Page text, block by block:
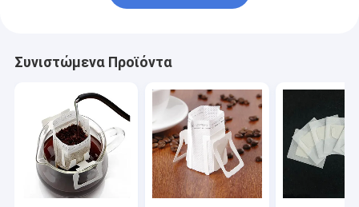
Συνιστώμενα Προϊόντα